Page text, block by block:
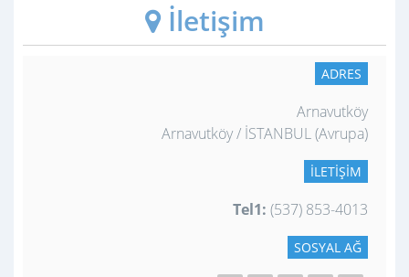
İletişim
ADRES
Arnavutköy
Arnavutköy / İSTANBUL (Avrupa)
İLETIŞIM
Tel1: (537) 853-4013
SOSYAL AĞ